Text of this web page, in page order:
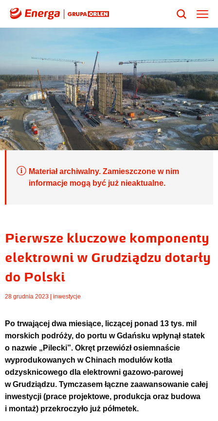
Materiał archiwalny. Zamieszczone w nim
informacje mogą być już nieaktualne.
Pierwsze kluczowe komponenty
elektrowni w Grudziądzu dotarły
do Polski
28 grudnia 2023 | inwestycje
Po trwającej dwa miesiące, liczącej ponad 13 tys. mil
morskich podróży, do portu w Gdańsku wpłynął statek
o nazwie „Pilecki”. Okręt przewiózł osiemnaście
wyprodukowanych w Chinach modułów kotła
odzysknicowego dla elektrowni gazowo-parowej
w Grudziądzu. Tymczasem łączne zaawansowanie całej
inwestycji (prace projektowe, produkcja oraz budowa
i montaż) przekroczyło już półmetek.